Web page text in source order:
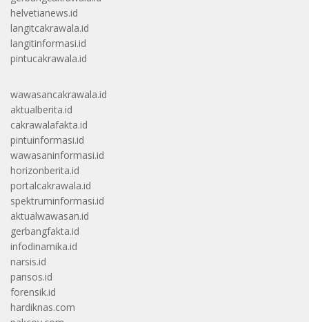
helvetianews.id
langitcakrawala.id
langitinformasi.id
pintucakrawala.id
wawasancakrawala.id
aktualberita.id
cakrawalafakta.id
pintuinformasi.id
wawasaninformasi.id
horizonberita.id
portalcakrawala.id
spektruminformasi.id
aktualwawasan.id
gerbangfakta.id
infodinamika.id
narsis.id
pansos.id
forensik.id
hardiknas.com